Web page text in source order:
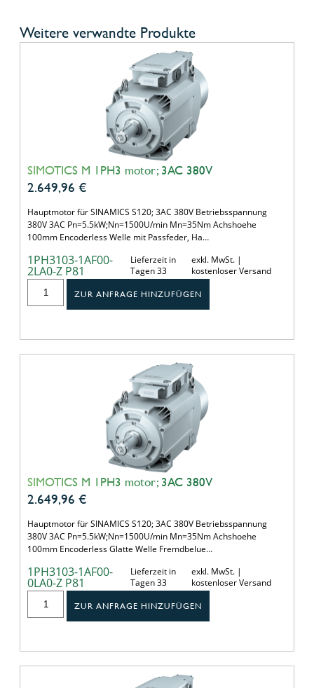
Weitere verwandte Produkte
SIMOTICS M 1PH3 motor; 3AC 380V
2.649,96 €
Hauptmotor für SINAMICS S120; 3AC 380V Betriebsspannung
380V 3AC Pn=5.5kW;Nn=1500U/min Mn=35Nm Achshoehe
100mm Encoderless Welle mit Passfeder, Ha…
1PH3103-1AF00-
2LA0-Z P81
Lieferzeit in
Tagen 33
exkl. MwSt. |
kostenloser Versand
ZUR ANFRAGE HINZUFÜGEN
SIMOTICS M 1PH3 motor; 3AC 380V
2.649,96 €
Hauptmotor für SINAMICS S120; 3AC 380V Betriebsspannung
380V 3AC Pn=5.5kW;Nn=1500U/min Mn=35Nm Achshoehe
100mm Encoderless Glatte Welle Fremdbelue…
1PH3103-1AF00-
0LA0-Z P81
Lieferzeit in
Tagen 33
exkl. MwSt. |
kostenloser Versand
ZUR ANFRAGE HINZUFÜGEN